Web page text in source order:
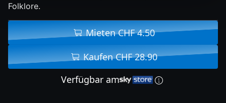
Folklore.
Mieten CHF 4.50
Kaufen CHF 28.90
Verfügbar am